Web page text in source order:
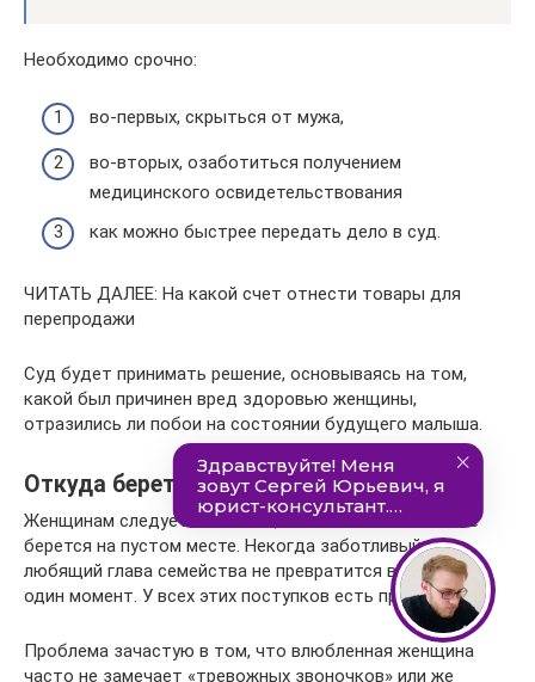
Необходимо срочно:
во-первых, скрыться от мужа,
во-вторых, озаботиться получением
медицинского освидетельствования
как можно быстрее передать дело в суд.
ЧИТАТЬ ДАЛЕЕ: На какой счет отнести товары для
перепродажи
Суд будет принимать решение, основываясь на том,
какой был причинен вред здоровью женщины,
отразились ли побои на состоянии будущего малыша.
Откуда берется насилие в семье?
Женщинам следует понимать, что насилие в семье не
берется на пустом месте. Некогда заботливый и
любящий глава семейства не превратится в тирана в
один момент. У всех этих поступков есть предпосылки.
Проблема зачастую в том, что влюбленная женщина
часто не замечает «тревожных звоночков» или же